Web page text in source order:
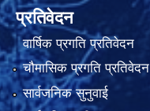
प्रतिवेदन
वार्षिक प्रगति प्रतिवेदन
चौमासिक प्रगति प्रतिवेदन
सार्वजनिक सुनुवाई